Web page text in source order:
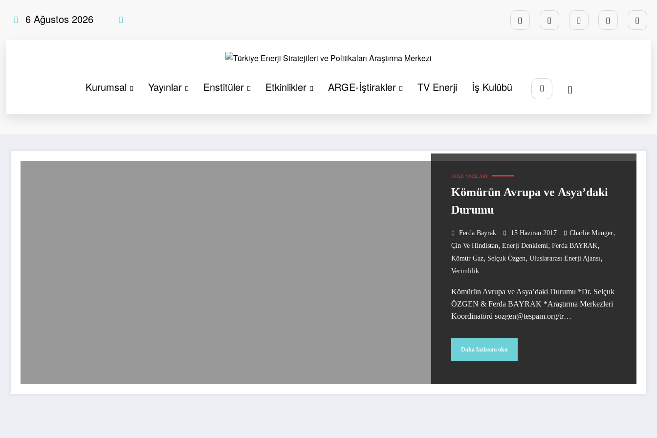
6 Ağustos 2026
Kurumsal Yayınlar Enstitüler Etkinlikler ARGE-İştirakler TV Enerji İş Kulübü
KÖŞE YAZILARI
Kömürün Avrupa ve Asya’daki
Durumu
Ferda Bayrak 15 Haziran 2017 Charlie Munger,
Çin Ve Hindistan, Enerji Denklemi, Ferda BAYRAK,
Kömür Gaz, Selçuk Özgen, Uluslararası Enerji Ajansı,
Verimlilik
Kömürün Avrupa ve Asya’daki Durumu *Dr. Selçuk
ÖZGEN & Ferda BAYRAK *Araştırma Merkezleri
Koordinatörü sozgen@tespam.org/tr…
Daha fazlasını oku